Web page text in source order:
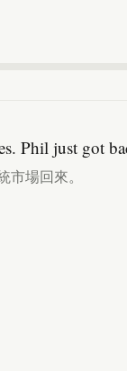
Phil just got
場回來。